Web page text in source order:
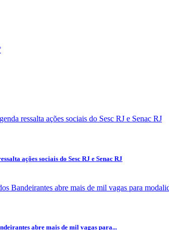
ações sociais do Sesc RJ e Senac RJ
abre mais de mil vagas para...